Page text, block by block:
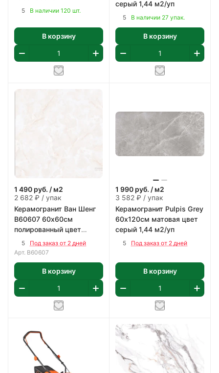
5 В наличии 120 шт.
В корзину
серый 1,44 м2/уп
5 В наличии 27 упак.
В корзину
1 490 руб. / м2
2 682 ₽ / упак
Керамогранит Ван Шенг
В60607 60х60см
полированный цвет
бежево-коричневый 1,8
м2/уп
5
Под заказ от 2 дней
Арт. В60607
В корзину
1 990 руб. / м2
3 582 ₽ / упак
Керамогранит Pulpis Grey
60х120см матовая цвет
серый 1,44 м2/уп
5 Под заказ от 2 дней
В корзину